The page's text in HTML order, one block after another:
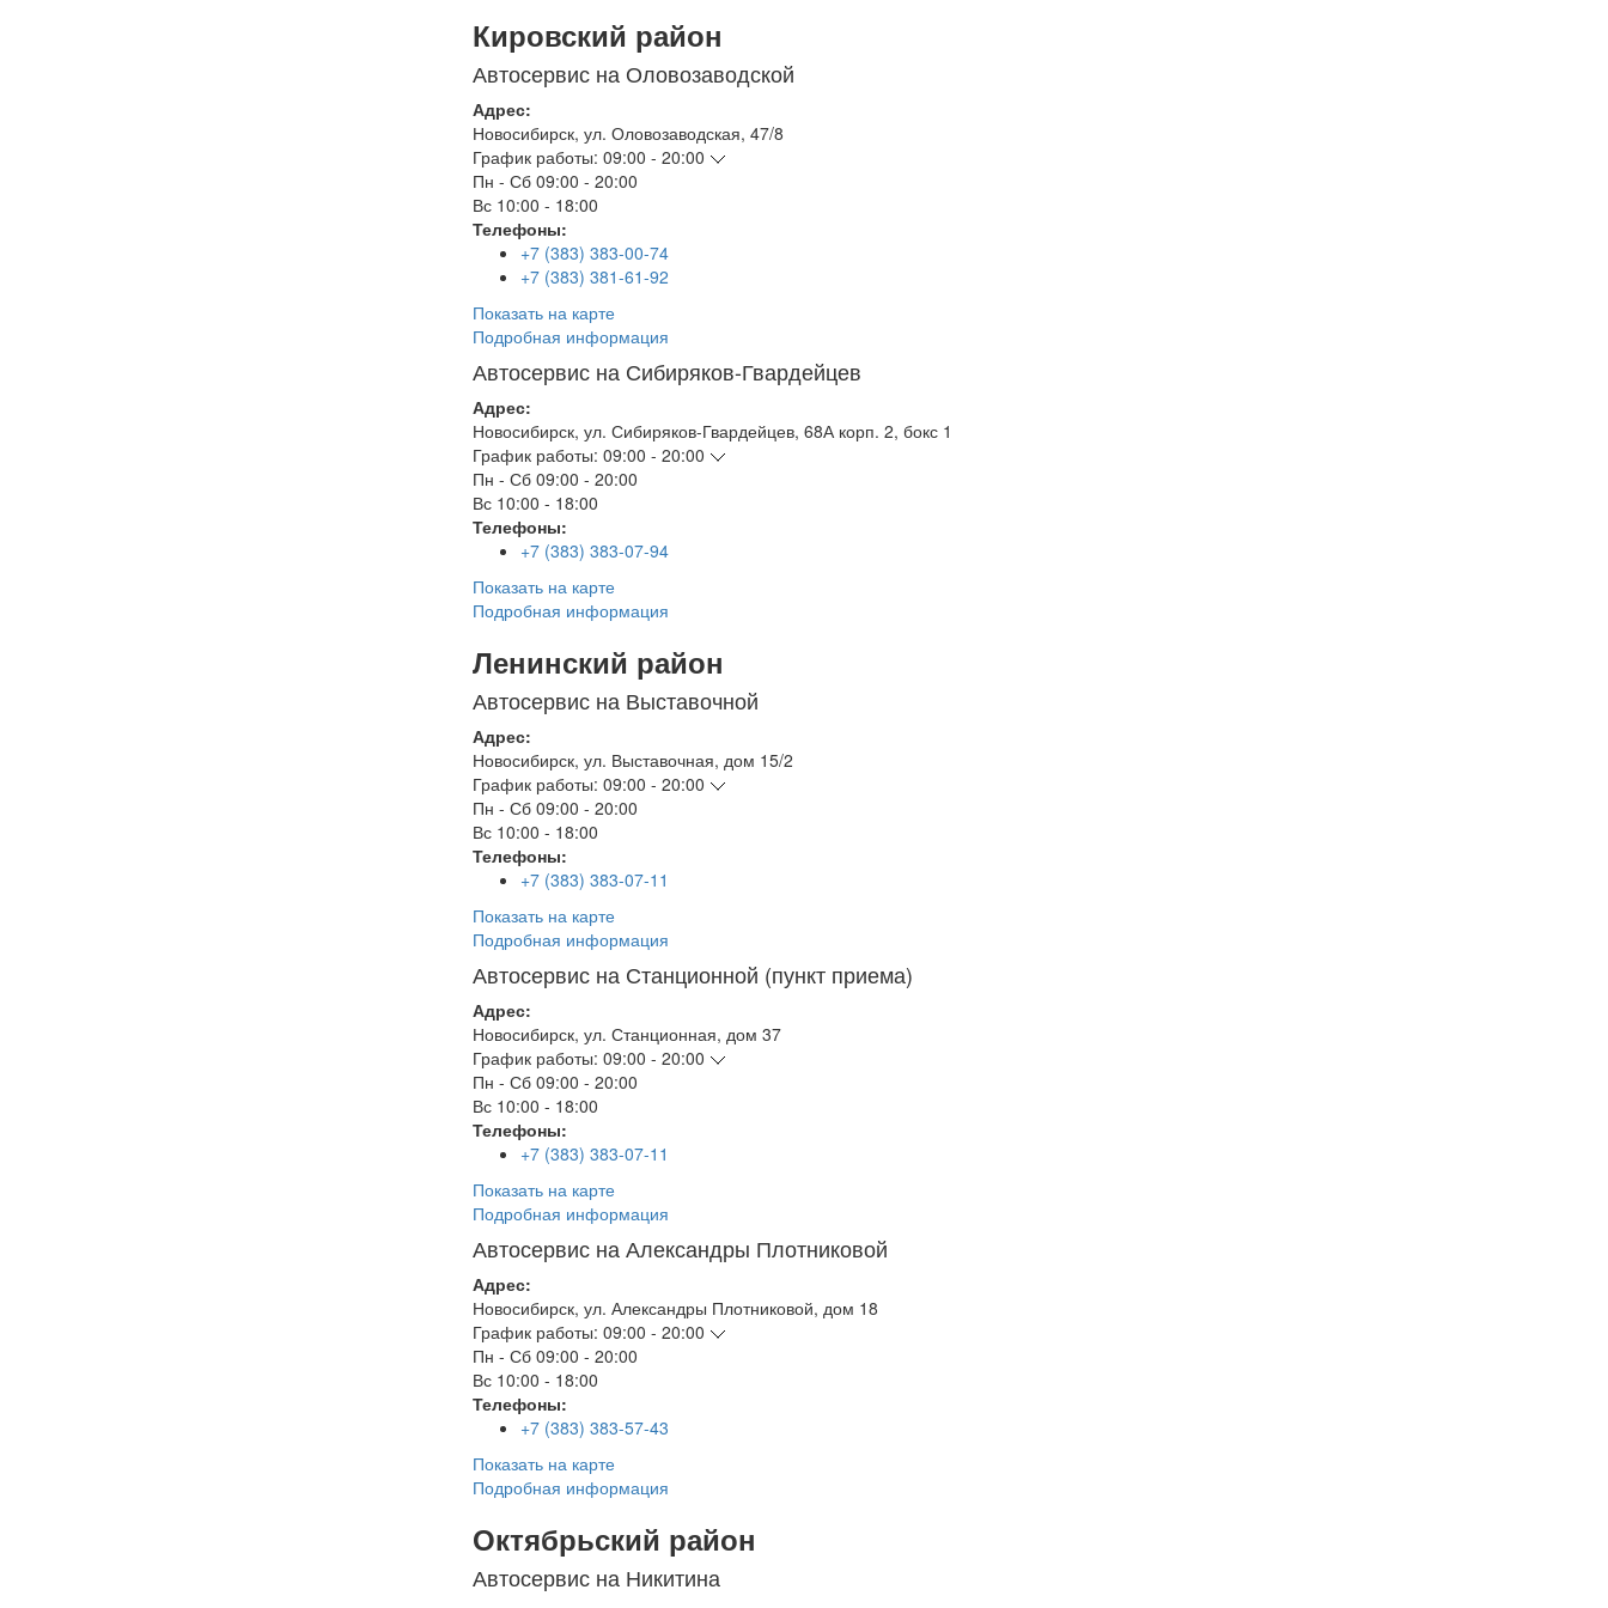
Кировский район
Автосервис на Оловозаводской
Адрес:
Новосибирск, ул. Оловозаводская, 47/8
График работы: 09:00 - 20:00
Пн - Сб 09:00 - 20:00
Вс 10:00 - 18:00
Телефоны:
+7 (383) 383-00-74
+7 (383) 381-61-92
Показать на карте
Подробная информация
Автосервис на Сибиряков-Гвардейцев
Адрес:
Новосибирск, ул. Сибиряков-Гвардейцев, 68А корп. 2, бокс 1
График работы: 09:00 - 20:00
Пн - Сб 09:00 - 20:00
Вс 10:00 - 18:00
Телефоны:
+7 (383) 383-07-94
Показать на карте
Подробная информация
Ленинский район
Автосервис на Выставочной
Адрес:
Новосибирск, ул. Выставочная, дом 15/2
График работы: 09:00 - 20:00
Пн - Сб 09:00 - 20:00
Вс 10:00 - 18:00
Телефоны:
+7 (383) 383-07-11
Показать на карте
Подробная информация
Автосервис на Станционной (пункт приема)
Адрес:
Новосибирск, ул. Станционная, дом 37
График работы: 09:00 - 20:00
Пн - Сб 09:00 - 20:00
Вс 10:00 - 18:00
Телефоны:
+7 (383) 383-07-11
Показать на карте
Подробная информация
Автосервис на Александры Плотниковой
Адрес:
Новосибирск, ул. Александры Плотниковой, дом 18
График работы: 09:00 - 20:00
Пн - Сб 09:00 - 20:00
Вс 10:00 - 18:00
Телефоны:
+7 (383) 383-57-43
Показать на карте
Подробная информация
Октябрьский район
Автосервис на Никитина